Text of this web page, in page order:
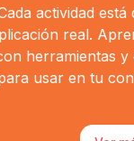
actividad está
real.
herramientas y
usar en tu